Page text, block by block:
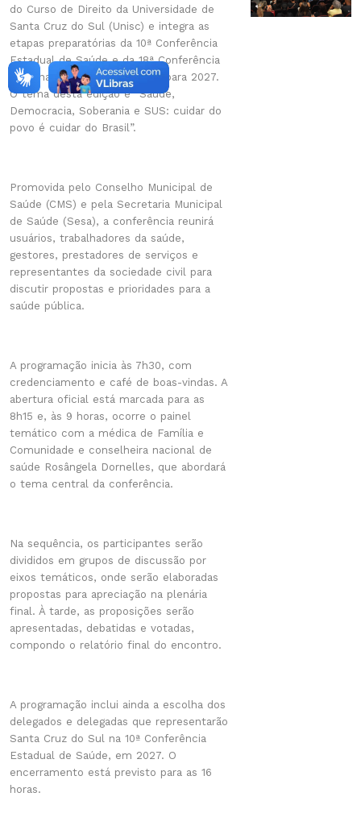
do Curso de Direito da Universidade de
Santa Cruz do Sul (Unisc) e integra as
etapas preparatórias da 10ª Conferência
Estadual de Saúde e da 18ª Conferência
Nacional de Saúde, previstas para 2027.
O tema desta edição é “Saúde,
Democracia, Soberania e SUS: cuidar do
povo é cuidar do Brasil”.
Promovida pelo Conselho Municipal de
Saúde (CMS) e pela Secretaria Municipal
de Saúde (Sesa), a conferência reunirá
usuários, trabalhadores da saúde,
gestores, prestadores de serviços e
representantes da sociedade civil para
discutir propostas e prioridades para a
saúde pública.
A programação inicia às 7h30, com
credenciamento e café de boas-vindas. A
abertura oficial está marcada para as
8h15 e, às 9 horas, ocorre o painel
temático com a médica de Família e
Comunidade e conselheira nacional de
saúde Rosângela Dornelles, que abordará
o tema central da conferência.
Na sequência, os participantes serão
divididos em grupos de discussão por
eixos temáticos, onde serão elaboradas
propostas para apreciação na plenária
final. À tarde, as proposições serão
apresentadas, debatidas e votadas,
compondo o relatório final do encontro.
A programação inclui ainda a escolha dos
delegados e delegadas que representarão
Santa Cruz do Sul na 10ª Conferência
Estadual de Saúde, em 2027. O
encerramento está previsto para as 16
horas.